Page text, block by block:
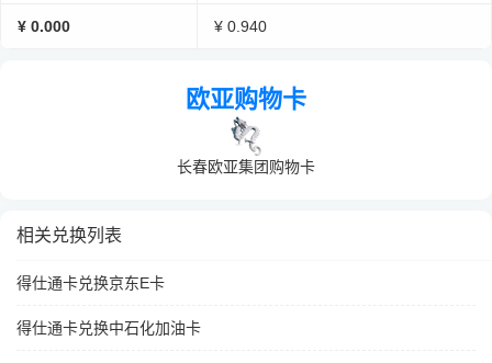
¥ 0.000 ¥ 0.940
欧亚购物卡
长春欧亚集团购物卡
相关兑换列表
得仕通卡兑换京东E卡
得仕通卡兑换中石化加油卡